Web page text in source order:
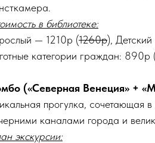
в библиотеке:
— 1210р (1260р),
категории граждан: 890р
(«Северная Венеция» +
прогулка, сочетающая
каналами города и
экскурсии: